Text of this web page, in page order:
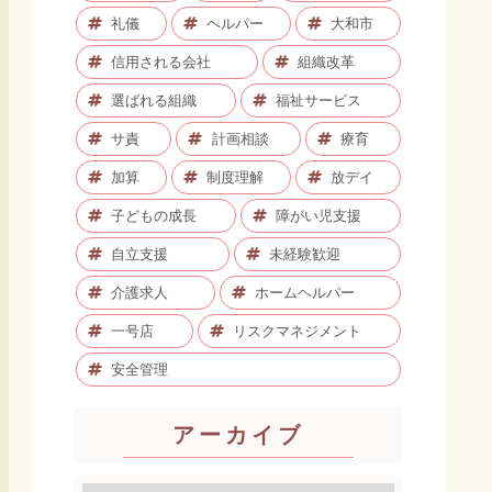
礼儀 ヘルパー 大和市
信用される会社 組織改革
選ばれる組織 福祉サービス
サ責 計画相談 療育
加算 制度理解 放デイ
子どもの成長 障がい児支援
自立支援 未経験歓迎
介護求人 ホームヘルパー
一号店 リスクマネジメント
安全管理
アーカイブ